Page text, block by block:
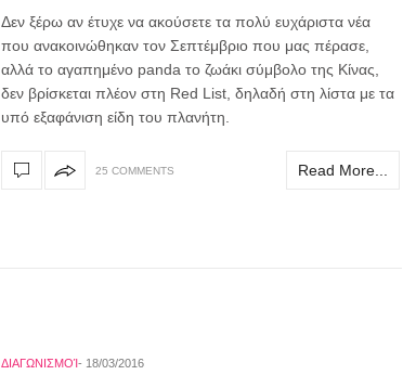
Δεν ξέρω αν έτυχε να ακούσετε τα πολύ ευχάριστα νέα
που ανακοινώθηκαν τον Σεπτέμβριο που μας πέρασε,
αλλά το αγαπημένο panda το ζωάκι σύμβολο της Κίνας,
δεν βρίσκεται πλέον στη Red List, δηλαδή στη λίστα με τα
υπό εξαφάνιση είδη του πλανήτη.
25 COMMENTS Read More...
ΔΙΑΓΩΝΙΣΜΟΊ 18/03/2016